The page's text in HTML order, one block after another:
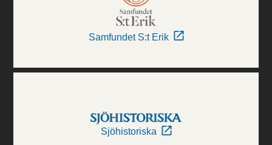
Samfundet S:t Erik
Sjöhistoriska